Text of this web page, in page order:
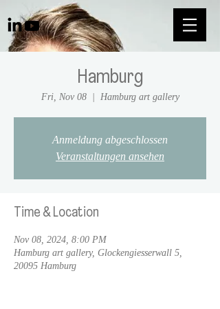
Hamburg
Fri, Nov 08
  |
Hamburg art gallery
Anmeldung abgeschlossen
Veranstaltungen ansehen
Time & Location
Nov 08, 2024, 8:00 PM
Hamburg art gallery, Glockengiesserwall 5,
20095 Hamburg